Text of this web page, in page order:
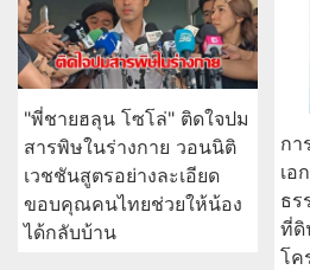
"พี่ชายฮลุน โซโล่" ติดใจปม
สารพิษในร่างกาย วอนนิติ
เวชชันสูตรอย่างละเอียด
ขอบคุณคนไทยช่วยให้น้อง
ได้กลับบ้าน
กา
เอ
ธร
ที่ดิ
โค